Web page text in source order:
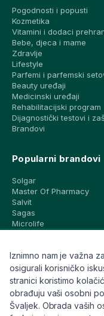
Pogodnosti i popusti
Kozmetika
Vitamini i dodaci
Bebe, djeca i mame
Zdravlje
Lifestyle
Parfemi i parfemski
Beauty uređaji
Medicinski uređaji
Rehabilitacijski program
Dijagnostički testovi i
Brandovi
Popularni brandovi
Solgar
Master Of Pharmacy
Salvit
Sagas
Microlife
CeraVe
Eucerin
Avene
Bioderma
Svi brandovi
Iznimno nam je važna
osigurali korisničko
stranici koristimo
obrađuju vaši osobni
Švaljek. Obrada vaših